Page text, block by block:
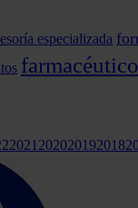
especializada
farmacéutico
2021 202020192018